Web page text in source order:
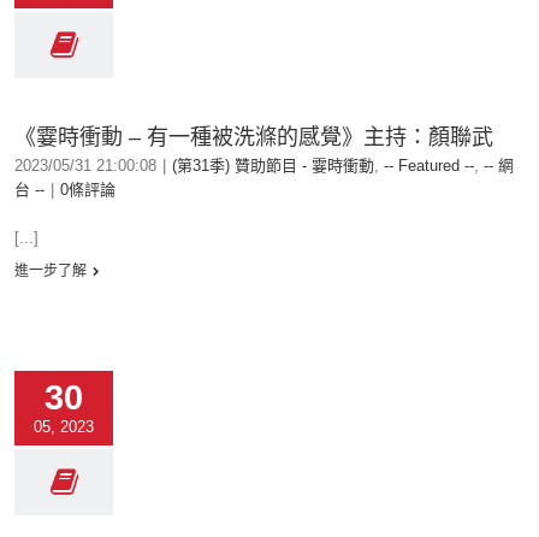
《霎時衝動 – 有一種被洗滌的感覺》主持：顏聯武
2023/05/31 21:00:08 (第31季) 贊助節目 - 霎時衝動, -- Featured --, -- 網
台 --
0條評論
[...]
進一步了解
30
05, 2023